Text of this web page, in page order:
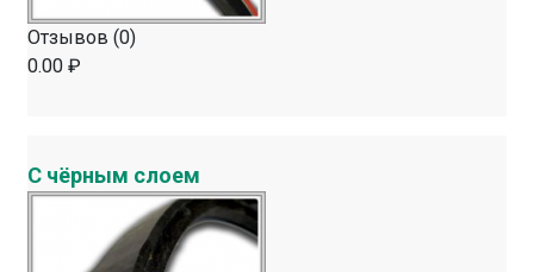
Отзывов (0)
0.00 ₽
С чёрным слоем